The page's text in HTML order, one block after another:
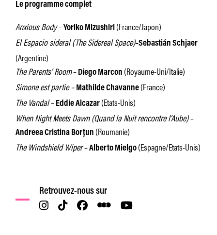
Le programme complet
Anxious Body–Yoriko Mizushiri(France/Japon)
El Espacio sideral (The Sidereal Space)–Sebastián Schjaer
(Argentine)
The Parents’ Room– Diego Marcon (Royaume-Uni/Italie)
Simone est partie – Mathilde Chavanne(France)
The Vandal– Eddie Alcazar(Etats-Unis)
When Night Meets Dawn (Quand la Nuit rencontre l’Aube)–
Andreea Cristina Borțun (Roumanie)
The Windshield Wiper–Alberto Mielgo(Espagne/Etats-Unis)
Retrouvez-nous sur